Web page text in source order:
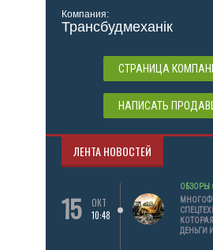
Компания:
Трансбудмеханік
СТРАНИЦА
НАПИСАТЬ
ЛЕНТА НОВОСТЕЙ
15
ОКТ
10:48
ОБЗОРЫ
ДЕНЬГИ